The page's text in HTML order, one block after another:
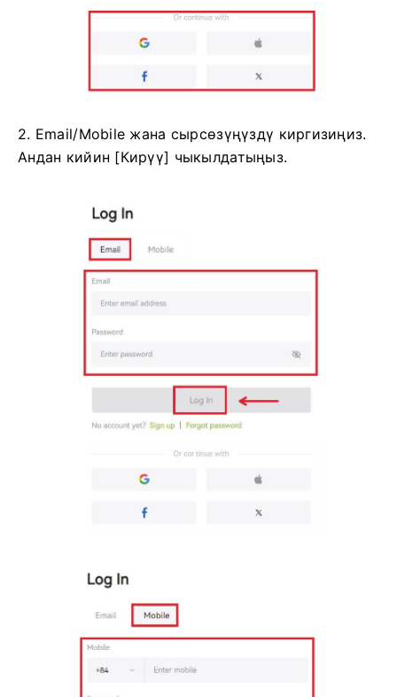
2. Email/Mobile жана сырсөзүңүздү киргизиңиз.
Андан кийин [Кирүү] чыкылдатыңыз.